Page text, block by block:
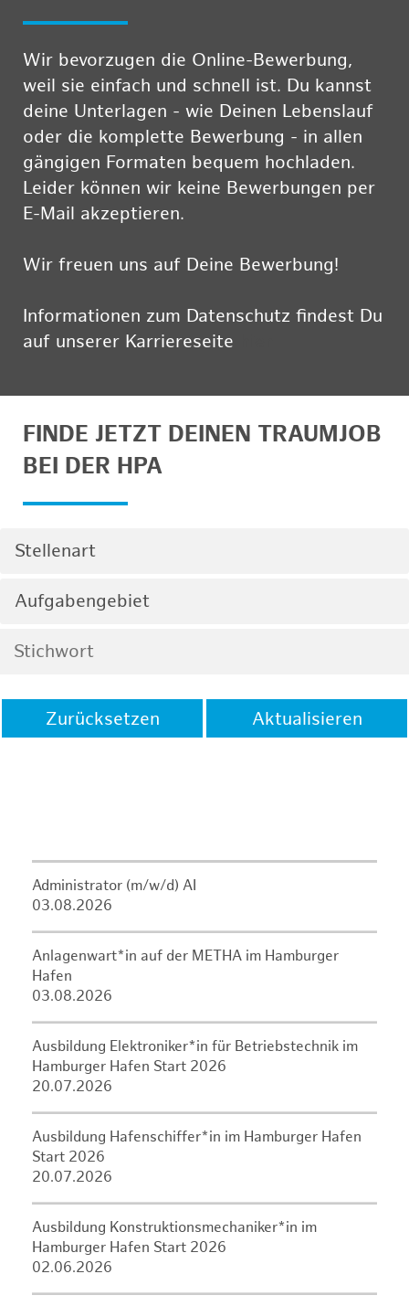
Wir bevorzugen die Online-Bewerbung,
weil sie einfach und schnell ist. Du kannst
deine Unterlagen - wie Deinen Lebenslauf
oder die komplette Bewerbung - in allen
gängigen Formaten bequem hochladen.
Leider können wir keine Bewerbungen per
E-Mail akzeptieren.
Wir freuen uns auf Deine Bewerbung!
Informationen zum Datenschutz findest Du
auf unserer Karriereseite
FINDE JETZT DEINEN TRAUMJOB
BEI DER HPA
Stellenart
Aufgabengebiet
Zurücksetzen Aktualisieren
Administrator (m/w/d) AI
03.08.2026
Anlagenwart*in auf der METHA im Hamburger
Hafen
03.08.2026
Ausbildung Elektroniker*in für Betriebstechnik im
Hamburger Hafen Start 2026
20.07.2026
Ausbildung Hafenschiffer*in im Hamburger Hafen
Start 2026
20.07.2026
Ausbildung Konstruktionsmechaniker*in im
Hamburger Hafen Start 2026
02.06.2026